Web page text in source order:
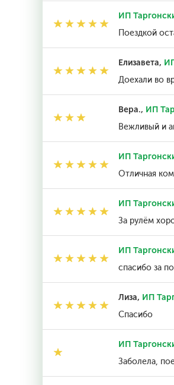
ИП
Поездкой
Елизавета,
Доехали во
Вера., ИП
Вежливый и
ИП
Отличная
ИП
За рулём
ИП
спасибо за
Лиза, ИП
Спасибо
ИП
Заболела,